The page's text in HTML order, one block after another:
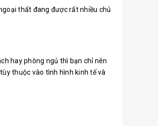
thất đang được rất nhiều chủ
hay phòng ngủ thì bạn chỉ nên
thuộc vào tình hình kinh tế và